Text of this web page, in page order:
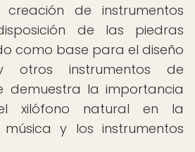
de instrumentos
de las piedras
como base para el diseño
instrumentos de
demuestra la importancia
xilófono natural en la
y los instrumentos